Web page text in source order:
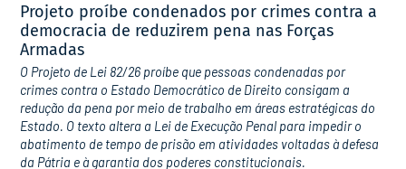
Projeto proíbe condenados por crimes contra a
democracia de reduzirem pena nas Forças
Armadas
O Projeto de Lei 82/26 proíbe que pessoas condenadas por
crimes contra o Estado Democrático de Direito consigam a
redução da pena por meio de trabalho em áreas estratégicas do
Estado. O texto altera a Lei de Execução Penal para impedir o
abatimento de tempo de prisão em atividades voltadas à defesa
da Pátria e à garantia dos poderes constitucionais.